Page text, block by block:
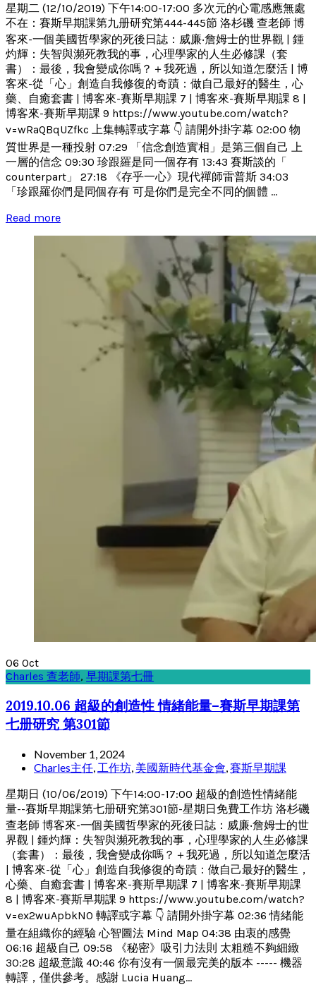
星期二 (12/10/2019) 下午14:00-17:00 多次元的心電感應無處
不在：賽斯早期課第九册研究第444-445節 洛杉磯 查老師 博
客來-一個美國哲學家的死後日誌：威廉‧詹姆士的世界觀 | 鍾
灼輝：失智與瀕死教我的事，心理學家的人生必修課（套
書）：最後，我會變成你嗎？＋我死過，所以知道怎麼活 | 博
客來-從「心」創造自我修復的奇蹟：做自己最好的醫生，心
藥、自癒套書 | 博客來-賽斯早期課 7 | 博客來-賽斯早期課 8 |
博客來-賽斯早期課 9 https://www.youtube.com/watch?
v=wRaQBqUZfkc 上集轉譯或字幕 👇 請開外掛字幕 02:00 物
質世界是一種投射 07:29 「信念創造實相」是第三個自己 上
一層的信念 09:30 珍跟羅是同一個存有 13:43 賽斯談的「
counterpart」 27:18 《存乎一心》現代禪師雷普斯 34:03
「珍跟羅你們是同個存有 可是你們是完全不同的個體 ...
Read more
06 Oct
Charles 查老師, 早期課第七冊
2019.10.06 超級的創造性 情緒能量–賽斯早期課第
七册研究 第301節
November 1, 2024
Charles主任, 工作坊, 美國新時代基金會,賽斯早期課
星期日 (10/06/2019) 下午14:00-17:00 超級的創造性情緒能
量--賽斯早期課第七册研究第301節-星期日免費工作坊 洛杉磯
查老師 博客來-一個美國哲學家的死後日誌：威廉‧詹姆士的世
界觀 | 鍾灼輝：失智與瀕死教我的事，心理學家的人生必修課
（套書）：最後，我會變成你嗎？＋我死過，所以知道怎麼活
| 博客來-從「心」創造自我修復的奇蹟：做自己最好的醫生，
心藥、自癒套書 | 博客來-賽斯早期課 7 | 博客來-賽斯早期課
8 | 博客來-賽斯早期課 9 https://www.youtube.com/watch?
v=ex2wuApbkN0 轉譯或字幕 👇 請開外掛字幕 02:36 情緒能
量在組織你的經驗 心智圖法 Mind Map 04:38 由衷的感覺
06:16 超級自己 09:58 《秘密》吸引力法則 太粗糙不夠細緻
30:28 超級意識 40:46 你有沒有一個最完美的版本 ----- 機器
轉譯，僅供參考。感謝 Lucia Huang...